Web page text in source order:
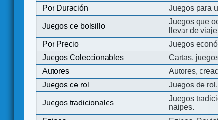
Por Duración
Juegos para
Juegos de bolsillo
Juegos que
llevar de
Por Precio
Juegos
Juegos Coleccionables
Cartas,
Autores
Autores,
Juegos de rol
Juegos de
Juegos tradicionales
Juegos
naipes.